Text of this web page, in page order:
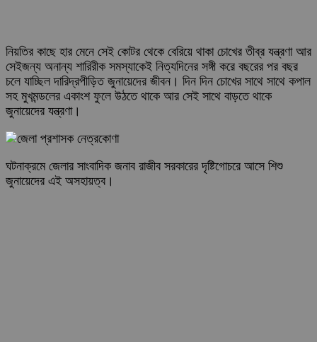
নিয়তির কাছে হার মেনে সেই কোটর থেকে বেরিয়ে থাকা চোখের তীব্র যন্ত্রণা আর
সেইজন্য অনান্য শারিরীক সমস্যাকেই নিত্যদিনের সঙ্গী করে বছরের পর বছর
চলে যাচ্ছিল দারিদ্রপীড়িত জুনায়েদের জীবন। দিন দিন চোখের সাথে সাথে কপাল
সহ মুখমন্ডলের একাংশ ফুলে উঠতে থাকে আর সেই সাথে বাড়তে থাকে
জুনায়েদের যন্ত্রণা।
ঘটনাক্রমে জেলার সাংবাদিক জনাব রাজীব সরকারের দৃষ্টিগোচরে আসে শিশু
জুনায়েদের এই অসহায়ত্ব।